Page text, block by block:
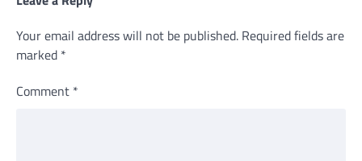
Your email address will not be published. Required fields are
marked *
Comment *